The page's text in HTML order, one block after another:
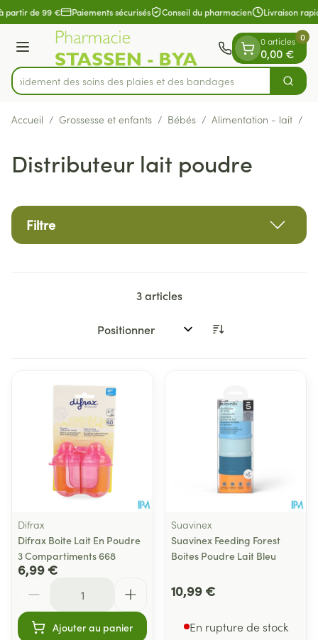
Aller au contenu
1 de 1
partir de 99 € Paiements sécurisés Conseil du pharmacien Livraison
Menu
Rechercher
rapidement des soins des plaies et des bandages
0 articles
0,00 €
0
Accueil / Grossesse et enfants / Bébés / Alimentation - lait /
Distributeur lait poudre
Filtre
3articles
Trier par:
Difrax
Difrax Boite Lait En Poudre
3 Compartiments 668
6,99 €
Ajouter au panier
Suavinex
Suavinex Feeding Forest
Boites Poudre Lait Bleu
10,99 €
En rupture de stock